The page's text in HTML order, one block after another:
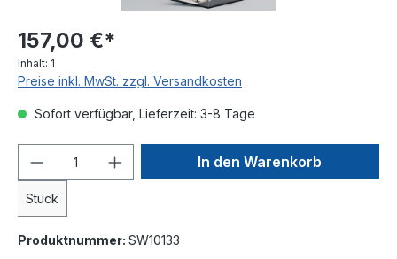
157,00 €*
Inhalt: 1
Preise inkl. MwSt. zzgl. Versandkosten
Sofort verfügbar, Lieferzeit: 3-8 Tage
Stück
In den Warenkorb
Produktnummer: SW10133